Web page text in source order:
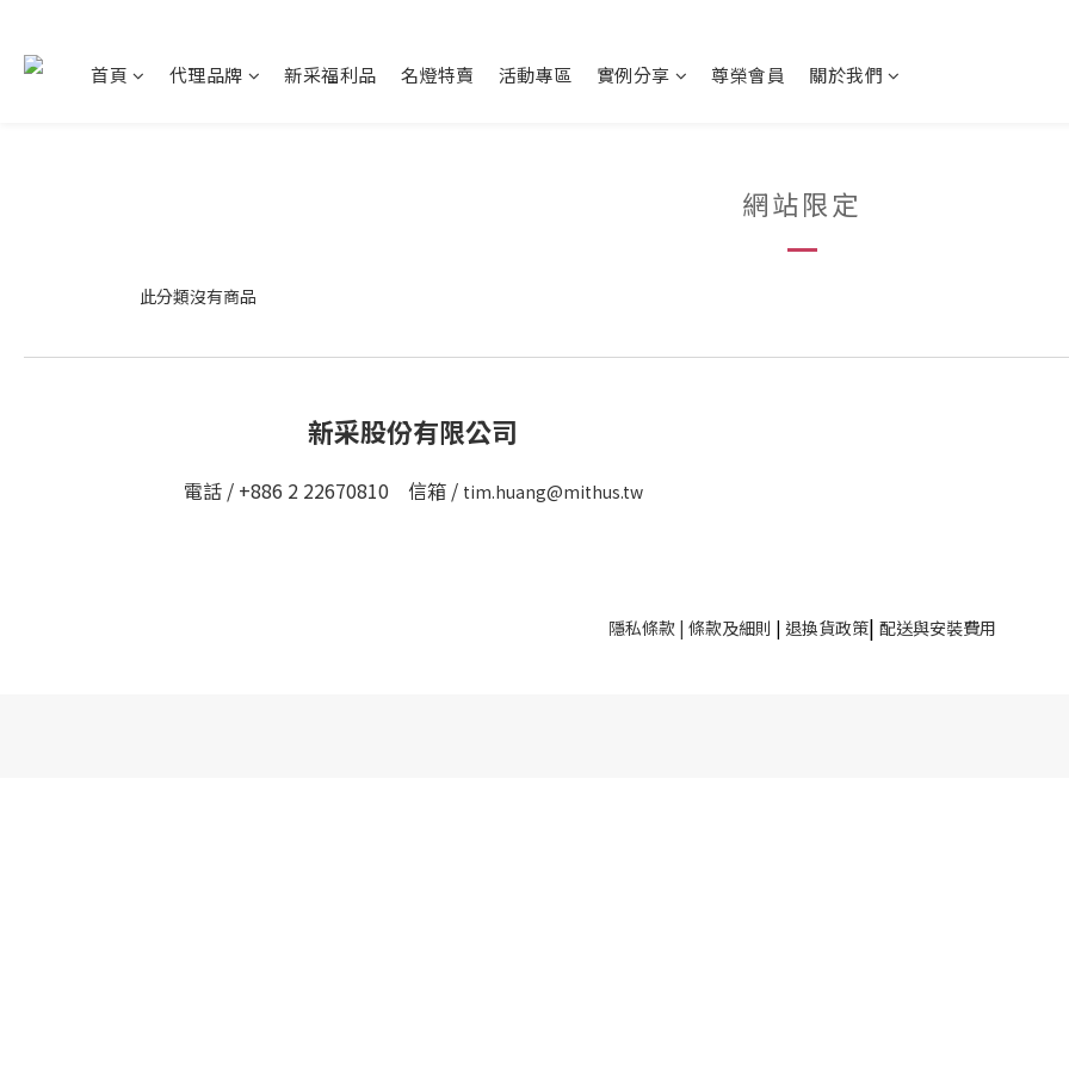
首頁 代理品牌 新采福利品 名燈特賣 活動專區 實例分享 尊榮會員 關於我們
網站限定
此分類沒有商品
新采股份有限公司
電話 / +886 2 22670810 信箱 / tim.huang@mithus.tw
隱私條款| 條款及細則 | 退換貨政策| 配送與安裝費用